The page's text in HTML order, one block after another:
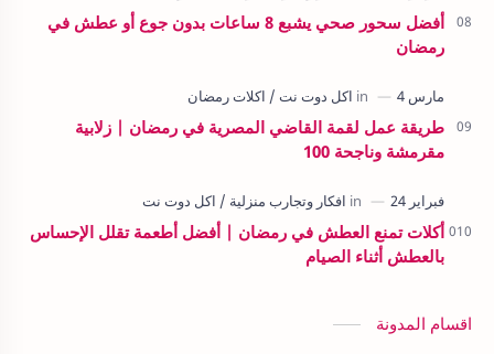
أفضل سحور صحي يشبع 8 ساعات بدون جوع أو عطش في
رمضان
طريقة عمل لقمة القاضي المصرية في رمضان | زلابية
مقرمشة وناجحة 100
أكلات تمنع العطش في رمضان | أفضل أطعمة تقلل الإحساس
بالعطش أثناء الصيام
اقسام المدونة